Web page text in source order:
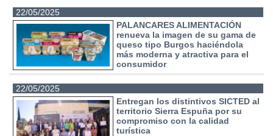
22/05/2025
PALANCARES ALIMENTACIÓN
renueva la imagen de su gama de
queso tipo Burgos haciéndola
más moderna y atractiva para el
consumidor
22/05/2025
Entregan los distintivos SICTED al
territorio Sierra Espuña por su
compromiso con la calidad
turística